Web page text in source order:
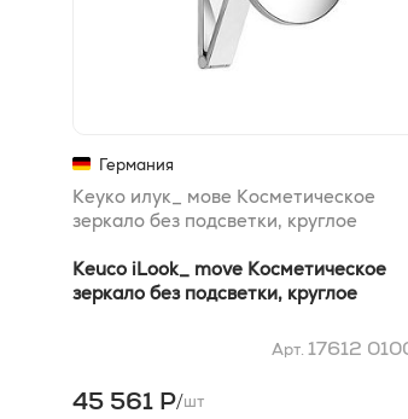
Германия
Кеуко илук_ мове Косметическое
зеркало без подсветки, круглое
Keuco iLook_ move Косметическое
зеркало без подсветки, круглое
Арт. 17612
45 561 Р/шт